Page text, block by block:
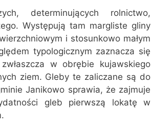
determinujących rolnictwo,
Występują tam margliste gliny
i stosunkowo małym
typologicznym zaznacza się
w obrębie kujawskiego
ziem. Gleby te zaliczane są do
Janikowo sprawia, że zajmuje
gleb pierwszą lokatę w